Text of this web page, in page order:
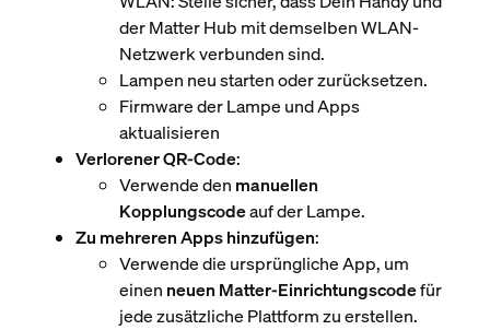
der Matter Hub mit demselben WLAN-
Netzwerk verbunden sind.
Lampen neu starten oder zurücksetzen.
Firmware der Lampe und Apps
aktualisieren
Verlorener QR-Code:
Verwende den manuellen
Kopplungscodeauf der Lampe.
Zu mehreren Apps hinzufügen:
Verwende die ursprüngliche App, um
einen neuen Matter-Einrichtungscodefür
jede zusätzliche Plattform zu erstellen.